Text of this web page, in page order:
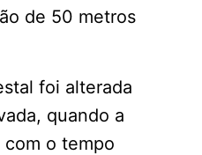
de 50 metros
foi alterada
quando a
o tempo